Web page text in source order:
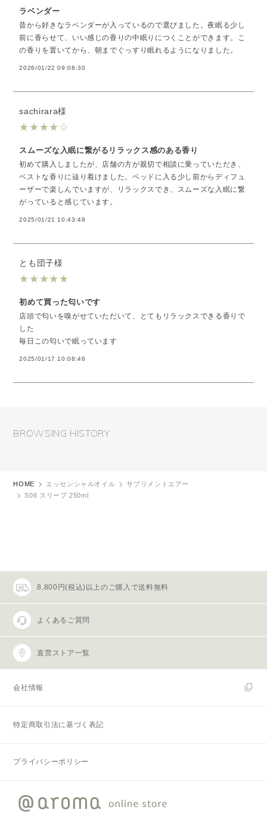
ラベンダー
昔から好きなラベンダーが入っているので選びました。夜眠る少し
前に香らせて、いい感じの香りの中眠りにつくことができます。こ
の香りを置いてから、朝までぐっすり眠れるようになりました。
2026/01/22 09:08:30
sachirara様
★★★★☆
スムーズな入眠に繋がるリラックス感のある香り
初めて購入しましたが、店舗の方が親切で相談に乗っていただき、
ベストな香りに辿り着けました。ベッドに入る少し前からディフュ
ーザーで楽しんでいますが、リラックスでき、スムーズな入眠に繋
がっていると感じています。
2025/01/21 10:43:48
とも団子様
★★★★★
初めて買った匂いです
店頭で匂いを嗅がせていただいて、とてもリラックスできる香りで
した
毎日この匂いで眠っています
2025/01/17 10:08:46
BROWSING HISTORY
HOME エッセンシャルオイル
サプリメントエアー
S06 スリープ 250ml
8,800円(税込)以上のご購入で送料無料
よくあるご質問
直営ストア一覧
会社情報
特定商取引法に基づく表記
プライバシーポリシー